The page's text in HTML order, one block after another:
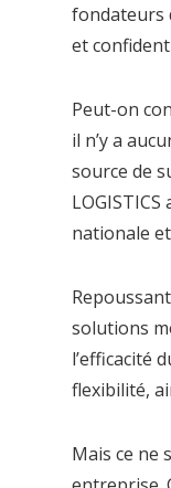
fondateurs
et
Peut-on
il n’y a
source de
nationale
solutions
l’efficacité
flexibilité,
Mais ce ne